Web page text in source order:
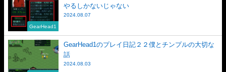
GearHead1
やるしかないじゃない
2024.08.07
GearHead1のプレイ日記２２僕とチンプルの大切な
話
2024.08.03